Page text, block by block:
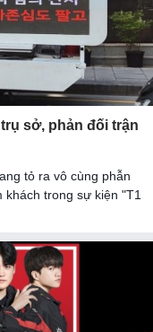
sở, phản đối trận
tỏ ra vô cùng phẫn
khách trong sự kiện "T1